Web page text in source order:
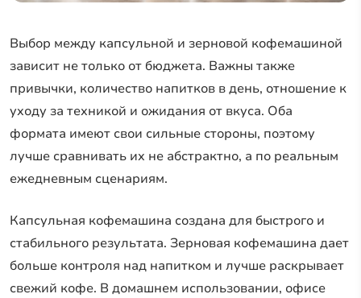
Выбор между капсульной и зерновой кофемашиной
зависит не только от бюджета. Важны также
привычки, количество напитков в день, отношение к
уходу за техникой и ожидания от вкуса. Оба
формата имеют свои сильные стороны, поэтому
лучше сравнивать их не абстрактно, а по реальным
ежедневным сценариям.
Капсульная кофемашина создана для быстрого и
стабильного результата. Зерновая кофемашина дает
больше контроля над напитком и лучше раскрывает
свежий кофе. В домашнем использовании, офисе